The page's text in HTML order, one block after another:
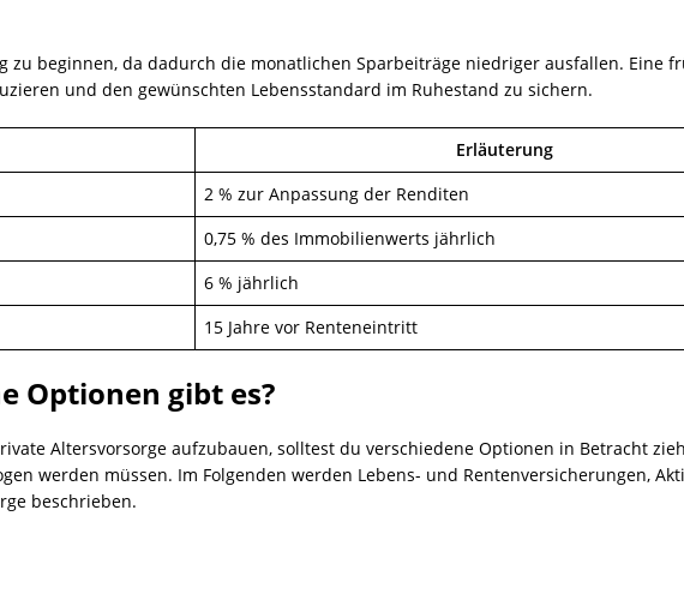
beginnen, da dadurch die monatlichen Sparbeiträge niedriger ausfallen. Eine
und den gewünschten Lebensstandard im Ruhestand zu sichern.
Erläuterung
2 % zur Anpassung der Renditen
0,75 % des Immobilienwerts jährlich
6 % jährlich
15 Jahre vor Renteneintritt
Optionen gibt es?
Altersvorsorge aufzubauen, solltest du verschiedene Optionen in Betracht
werden müssen. Im Folgenden werden Lebens- und Rentenversicherungen,
beschrieben.